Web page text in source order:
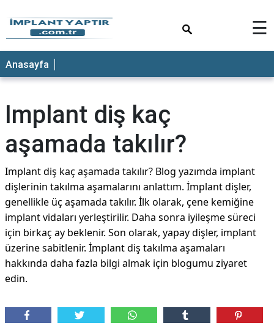
☰
Anasayfa
Implant diş kaç
aşamada takılır?
Implant diş kaç aşamada takılır? Blog yazımda implant
dişlerinin takılma aşamalarını anlattım. İmplant dişler,
genellikle üç aşamada takılır. İlk olarak, çene kemiğine
implant vidaları yerleştirilir. Daha sonra iyileşme süreci
için birkaç ay beklenir. Son olarak, yapay dişler, implant
üzerine sabitlenir. İmplant diş takılma aşamaları
hakkında daha fazla bilgi almak için blogumu ziyaret
edin.